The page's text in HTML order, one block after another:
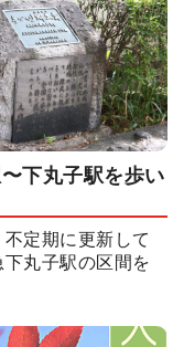
下丸子駅を歩い
定期に更新して
丸子駅の区間を